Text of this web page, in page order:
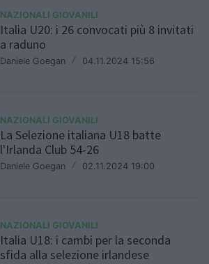
NAZIONALI GIOVANILI
Italia U20: i 26 convocati più 8 invitati
a raduno
Daniele Goegan / 04.11.2024 15:56
NAZIONALI GIOVANILI
La Selezione italiana U18 batte
l'Irlanda Club 54-26
Daniele Goegan / 02.11.2024 19:00
NAZIONALI GIOVANILI
Italia U18: i cambi per la seconda
sfida alla selezione irlandese